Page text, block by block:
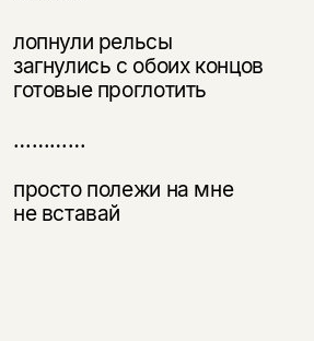
лопнули рельсы
загнулись с обоих концов
готовые проглотить
…………
просто полежи на мне
не вставай